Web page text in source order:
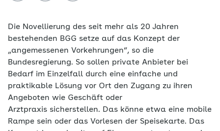
Die Novellierung des seit mehr als 20 Jahren
bestehenden BGG setze auf das Konzept der
„angemessenen Vorkehrungen“, so die
Bundesregierung. So sollen private Anbieter bei
Bedarf im Einzelfall durch eine einfache und
praktikable Lösung vor Ort den Zugang zu ihren
Angeboten wie Geschäft oder
Arztpraxis sicherstellen. Das könne etwa eine mobile
Rampe sein oder das Vorlesen der Speisekarte. Das